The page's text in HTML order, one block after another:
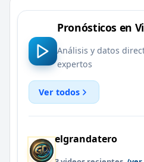
Pronósticos en
Análisis y datos
expertos
Ver todos
elgrandatero